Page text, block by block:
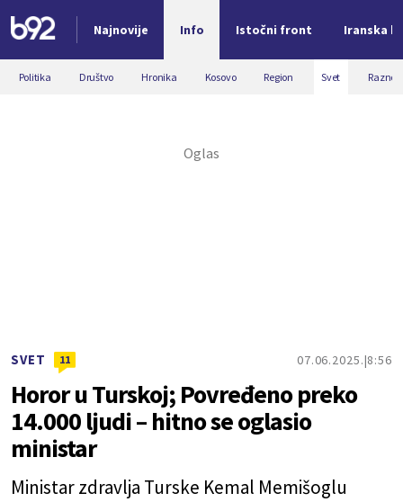
Najnovije Info Istočni front Iranska
Nova vest
Politika Društvo Hronika Kosovo Region Svet Razno
SVET 11 07.06.2025. 8:56
Horor u Turskoj; Povređeno preko
14.000 ljudi – hitno se oglasio
ministar
Ministar zdravlja Turske Kemal Memišoglu